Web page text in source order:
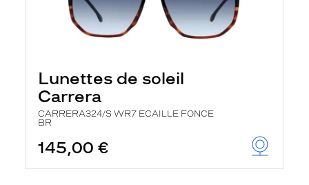
Lunettes de soleil
Carrera
CARRERA324/S WR7 ECAILLE FONCE
BR
145,00 €